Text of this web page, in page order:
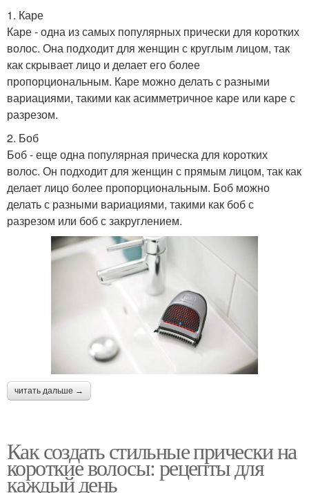
1. Каре
Каре - одна из самых популярных прически для коротких
волос. Она подходит для женщин с круглым лицом, так
как скрывает лицо и делает его более
пропорциональным. Каре можно делать с разными
вариациями, такими как асимметричное каре или каре с
разрезом.
2. Боб
Боб - еще одна популярная прическа для коротких
волос. Он подходит для женщин с прямым лицом, так как
делает лицо более пропорциональным. Боб можно
делать с разными вариациями, такими как боб с
разрезом или боб с закруглением.
читать дальше →
Как создать стильные прически на
короткие волосы: рецепты для
каждый день